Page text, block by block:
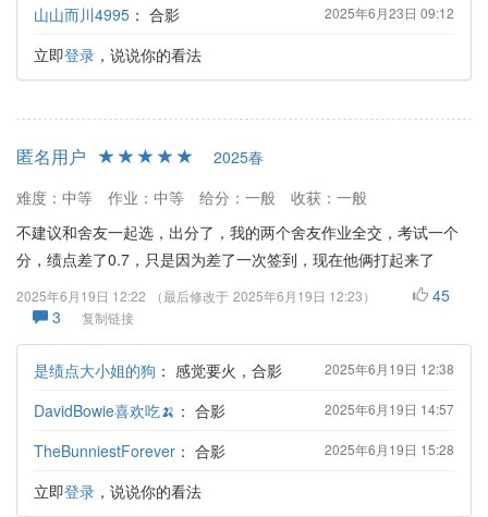
山山而川4995 ： 合影 2025年6月23日 09:12
立即登录 ，说说你的看法
匿名用户
2025春
难度：中等
作业：中等 给分：一般
收获：一般
不建议和舍友一起选，出分了，我的两个舍友作业全交，考试一个
分，绩点差了0.7，只是因为差了一次签到，现在他俩打起来了
2025年6月19日 12:22 （最后修改于 2025年6月19日 12:23）
45
3
复制链接
是绩点大小姐的狗 ： 感觉要火，合影 2025年6月19日 12:38
DavidBowie喜欢吃🍌 ： 合影 2025年6月19日 14:57
TheBunniestForever ： 合影 2025年6月19日 15:28
立即登录 ，说说你的看法